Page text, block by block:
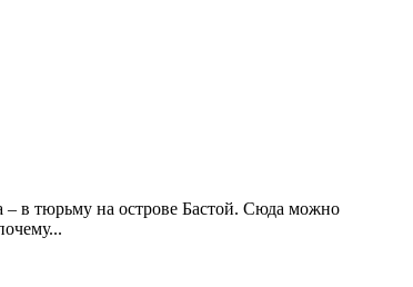
– в тюрьму на острове Бастой. Сюда можно